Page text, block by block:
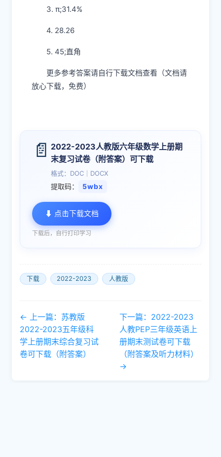
3. π;31.4%
4. 28.26
5. 45;直角
更多参考答案请自行下载文档查看（文档请
放心下载，免费）
📄 2022-2023人教版六年级数学上册期
末复习试卷（附答案）可下载
格式：DOC｜DOCX
提取码： 5wbx
⬇ 点击下载文档
下载后，自行打印学习
下载 2022-2023 人教版
← 上一篇：苏教版
2022-2023五年级科
学上册期末综合复习试
卷可下载（附答案）
下一篇：2022-2023
人教PEP三年级英语上
册期末测试卷可下载
（附答案及听力材料）
→